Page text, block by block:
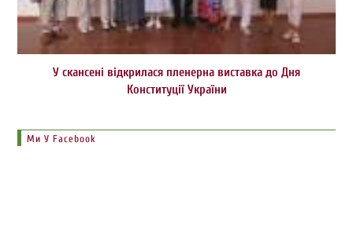
У скансені відкрилася пленерна виставка до Дня
Конституції України
Ми У Facebook